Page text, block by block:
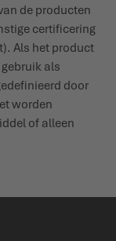
de producten
certificering
Als het product
als
door
worden
of alleen